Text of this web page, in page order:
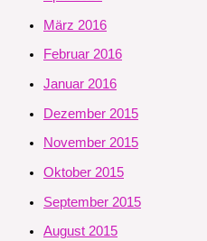
März 2016
Februar 2016
Januar 2016
Dezember 2015
November 2015
Oktober 2015
September 2015
August 2015